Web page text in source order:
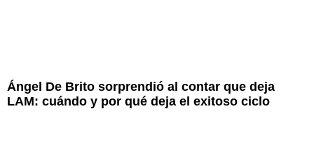
Ángel De Brito sorprendió al contar que deja
LAM: cuándo y por qué deja el exitoso ciclo